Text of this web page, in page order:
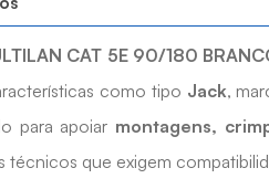
CAT 5E 90/180
como tipo Jack,
para apoiar montagens,
que exigem